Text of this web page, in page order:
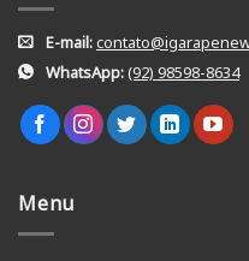
E-mail:
WhatsApp:(92) 98598-8634
Menu